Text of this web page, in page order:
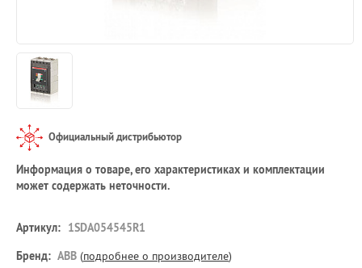
Официальный дистрибьютор
Информация о товаре, его характеристиках и комплектации
может содержать неточности.
Артикул: 1SDA054545R1
Бренд: ABB (подробнее о производителе)